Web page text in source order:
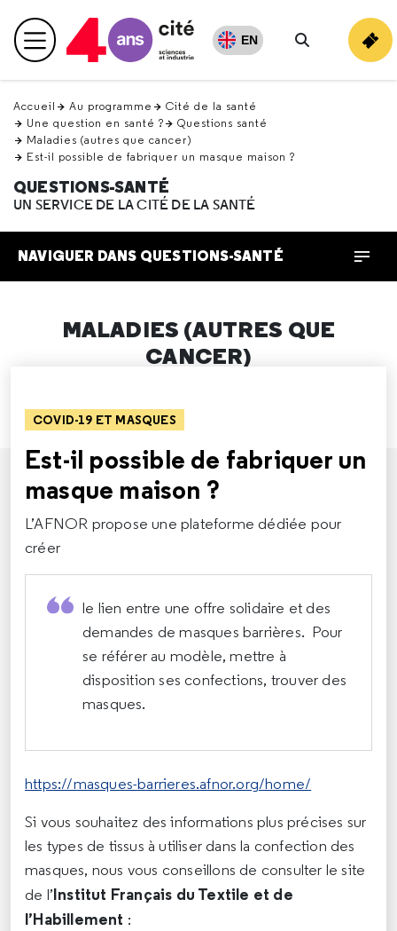
en
haut Menu principal EN
Rechercher
Accueil Au programme
Cité de la santé
Une question en santé ?
Questions santé
Maladies (autres que cancer)
Est-il possible de fabriquer un masque maison ?
QUESTIONS-SANTÉ
UN SERVICE DE LA CITÉ DE LA SANTÉ
NAVIGUER DANS QUESTIONS-SANTÉ
MALADIES (AUTRES QUE
CANCER)
COVID-19 ET MASQUES
Est-il possible de fabriquer un
masque maison ?
L’AFNOR propose une plateforme dédiée pour
créer
le lien entre une offre solidaire et des
demandes de masques barrières. Pour
se référer au modèle, mettre à
disposition ses confections, trouver des
masques.
https://masques-barrieres.afnor.org/home/
Si vous souhaitez des informations plus précises sur
les types de tissus à utiliser dans la confection des
masques, nous vous conseillons de consulter le site
de l’Institut Français du Textile et de
l’Habillement :